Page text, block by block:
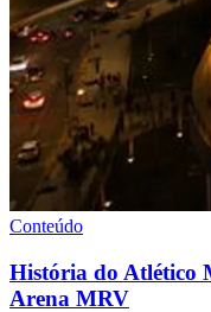
Conteúdo
História do Atlético
Arena MRV